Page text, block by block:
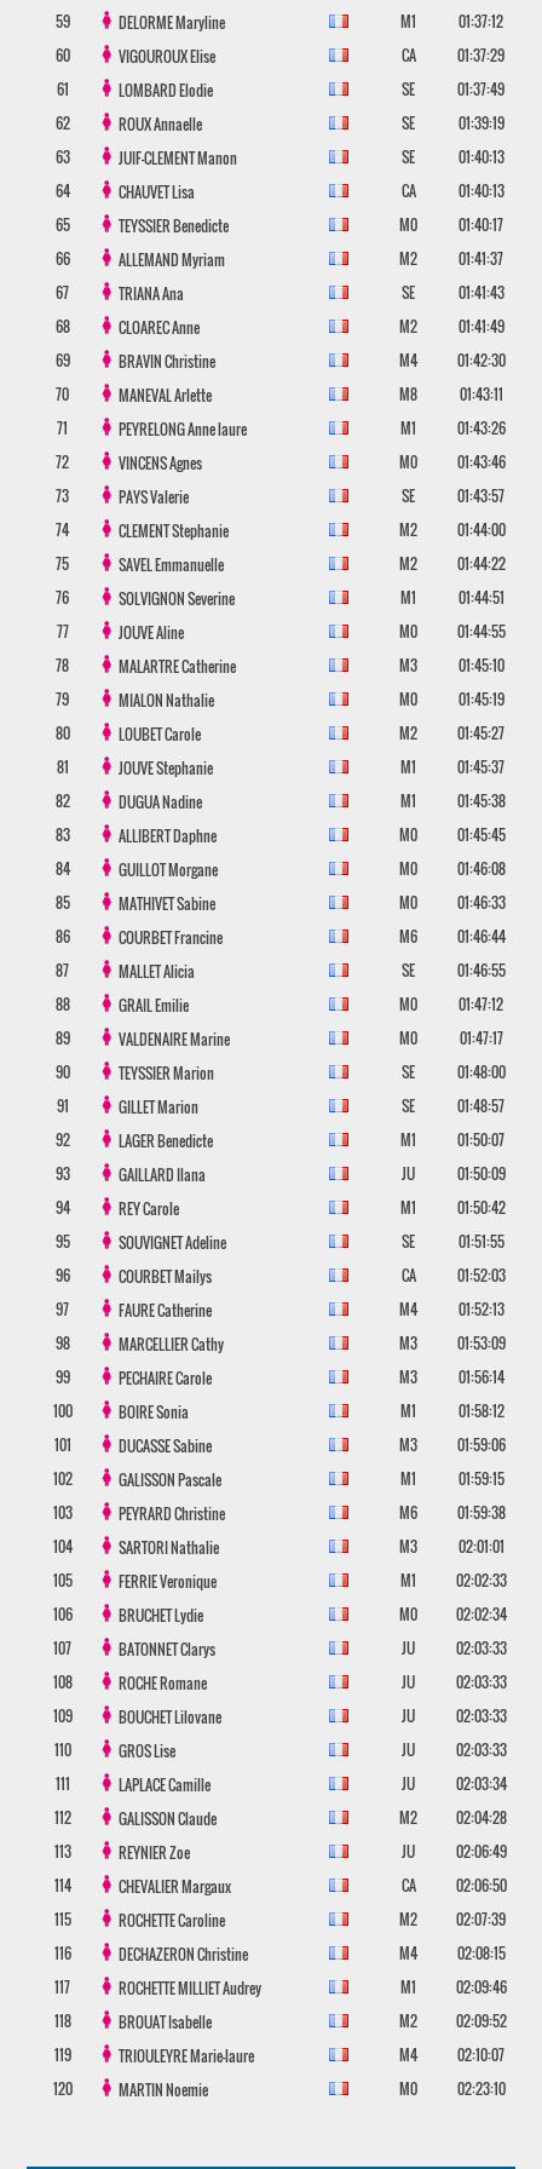
59 DELORMEMaryline M1
01:37:12
60
VIGOUROUXElise CA
01:37:29
61
LOMBARDElodie SE
01:37:49
62
ROUXAnnaelle SE
01:39:19
63
JUIF-CLEMENTManon SE
01:40:13
64
CHAUVETLisa CA
01:40:13
65
TEYSSIERBenedicte M0
01:40:17
66
ALLEMANDMyriam M2
01:41:37
67
TRIANAAna SE
01:41:43
68
CLOARECAnne M2
01:41:49
69
BRAVINChristine M4
01:42:30
70
MANEVALArlette M8
01:43:11
71
PEYRELONGAnne laure M1
01:43:26
72
VINCENSAgnes M0
01:43:46
73
PAYSValerie SE
01:43:57
74
CLEMENTStephanie M2
01:44:00
75
SAVELEmmanuelle M2
01:44:22
76
SOLVIGNONSeverine M1
01:44:51
77
JOUVEAline M0
01:44:55
78
MALARTRECatherine M3
01:45:10
79
MIALONNathalie M0
01:45:19
80
LOUBETCarole M2
01:45:27
81
JOUVEStephanie M1
01:45:37
82
DUGUANadine M1
01:45:38
83
ALLIBERTDaphne M0
01:45:45
84
GUILLOTMorgane M0
01:46:08
85
MATHIVETSabine M0
01:46:33
86
COURBETFrancine M6
01:46:44
87
MALLETAlicia SE
01:46:55
88
GRAILEmilie M0
01:47:12
89
VALDENAIREMarine M0
01:47:17
90
TEYSSIERMarion SE
01:48:00
91
GILLETMarion SE
01:48:57
92
LAGERBenedicte M1
01:50:07
93
GAILLARDIlana JU
01:50:09
94
REYCarole M1
01:50:42
95
SOUVIGNETAdeline SE
01:51:55
96
COURBETMailys CA
01:52:03
97
FAURECatherine M4
01:52:13
98
MARCELLIERCathy M3
01:53:09
99
PECHAIRECarole M3
01:56:14
100
BOIRESonia M1
01:58:12
101
DUCASSESabine M3
01:59:06
102
GALISSONPascale M1
01:59:15
103
PEYRARDChristine M6
01:59:38
104
SARTORINathalie M3
02:01:01
105
FERRIEVeronique M1
02:02:33
106
BRUCHETLydie M0
02:02:34
107
BATONNETClarys JU
02:03:33
108
ROCHERomane JU
02:03:33
109
BOUCHETLilovane JU
02:03:33
110
GROSLise JU
02:03:33
111
LAPLACECamille JU
02:03:34
112
GALISSONClaude M2
02:04:28
113
REYNIERZoe JU
02:06:49
114
CHEVALIERMargaux CA
02:06:50
115
ROCHETTECaroline M2
02:07:39
116
DECHAZERONChristine M4
02:08:15
117
ROCHETTE MILLIETAudrey M1
02:09:46
118
BROUATIsabelle M2
02:09:52
119
TRIOULEYREMarie-laure M4
02:10:07
120
MARTINNoemie M0 02:23:10